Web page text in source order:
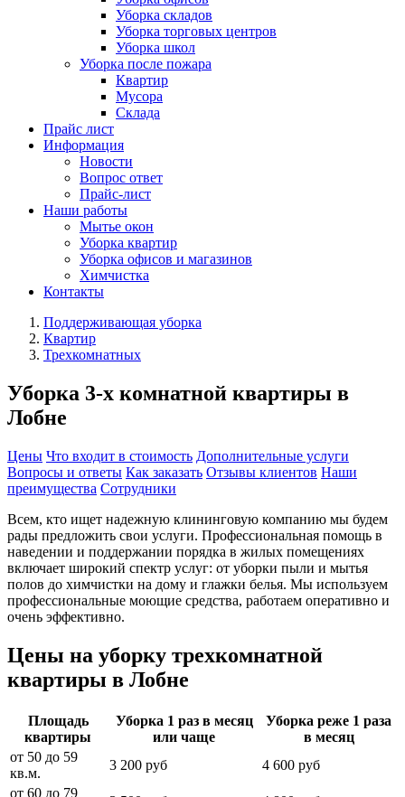
Уборка складов
Уборка торговых центров
Уборка школ
Уборка после пожара
Квартир
Мусора
Склада
Прайс лист
Информация
Новости
Вопрос ответ
Прайс-лист
Наши работы
Мытье окон
Уборка квартир
Уборка офисов и магазинов
Химчистка
Контакты
Поддерживающая уборка
Квартир
Трехкомнатных
Уборка 3-х комнатной квартиры в
Лобне
Цены Что входит в стоимость Дополнительные услуги
Вопросы и ответы Как заказать Отзывы клиентов Наши
преимущества Сотрудники
Всем, кто ищет надежную клининговую компанию мы будем
рады предложить свои услуги. Профессиональная помощь в
наведении и поддержании порядка в жилых помещениях
включает широкий спектр услуг: от уборки пыли и мытья
полов до химчистки на дому и глажки белья. Мы используем
профессиональные моющие средства, работаем оперативно и
очень эффективно.
Цены на уборку трехкомнатной
квартиры в Лобне
Площадь
квартиры
Уборка 1 раз в месяц
или чаще
Уборка реже 1 раза
в месяц
от 50 до 59
кв.м.
3 200 руб
4 600 руб
от 60 до 79